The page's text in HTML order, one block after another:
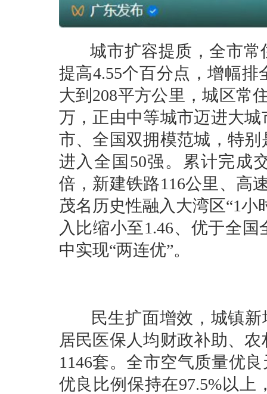
城市扩容提质，全市常
提高4.55个百分点，增幅
大到208平方公里，城区常
万，正由中等城市迈进大
市、全国双拥模范城，特
进入全国50强。累计完成
倍，新建铁路116公里、高
茂名历史性融入大湾区“1
入比缩小至1.46、优于全
中实现“两连优”。
民生扩面增效，城镇新
居民医保人均财政补助、
1146套。全市空气质量优
优良比例保持在97.5%以